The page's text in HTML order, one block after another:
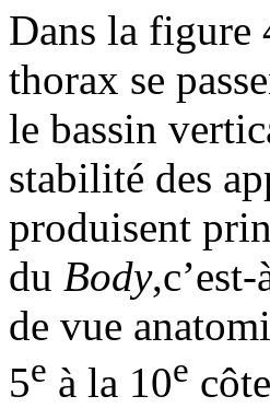
Dans la figure
thorax se
le bassin
stabilité des
produisent
du Body
de vue
5e à la 10e